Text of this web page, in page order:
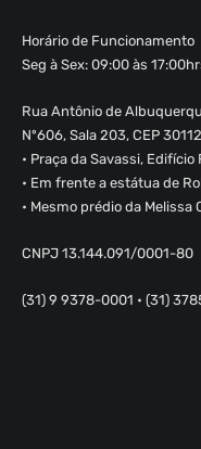
Horário de Funcionamento
Seg à Sex: 09:00 às
Rua Antônio de
Nº606, Sala 203, CEP
• Praça da Savassi,
• Em frente a estátua de
• Mesmo prédio da Melissa
CNPJ 13.144.091/0001-80
(31) 9 9378-0001 • (31)